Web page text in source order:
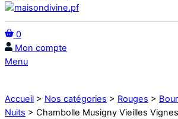
0
Mon compte
Menu
Accueil > Nos catégories > Rouges >
Nuits > Chambolle Musigny Vieilles